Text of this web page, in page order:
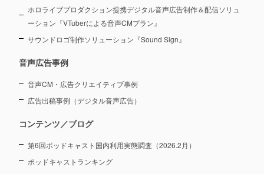
ホロライブプロダクション提携デジタル音声広告制作＆配信ソリュ
ーション 『VTuberによる音声CMプラン』
サウンドロゴ制作ソリューション『Sound Sign』
音声広告事例
音声CM・広告クリエイティブ事例
広告出稿事例（デジタル音声広告）
コンテンツ／ブログ
第6回ポッドキャスト国内利用実態調査（2026.2月）
ポッドキャストランキング